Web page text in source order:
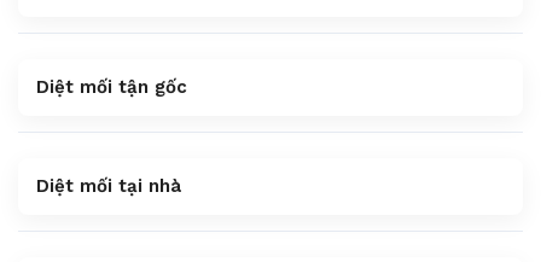
Diệt mối tận gốc
Diệt mối tại nhà